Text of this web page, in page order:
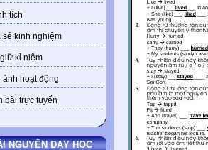
tích
sẻ kinh nghiệm
kỉ niệm
ảnh hoạt động
bài trực tuyến
NGUYÊN DẠY HỌC